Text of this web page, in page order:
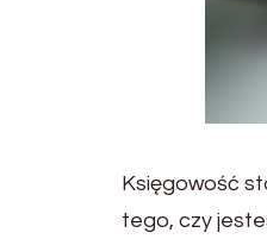
Księgowość
tego, czy